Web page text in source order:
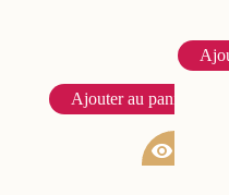
Ajouter au panier
visibility